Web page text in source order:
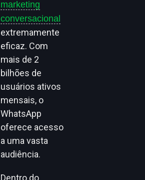
marketing
conversacional
extremamente
eficaz. Com
mais de 2
bilhões de
usuários ativos
mensais, o
WhatsApp
oferece acesso
a uma vasta
audiência.
Dentro do